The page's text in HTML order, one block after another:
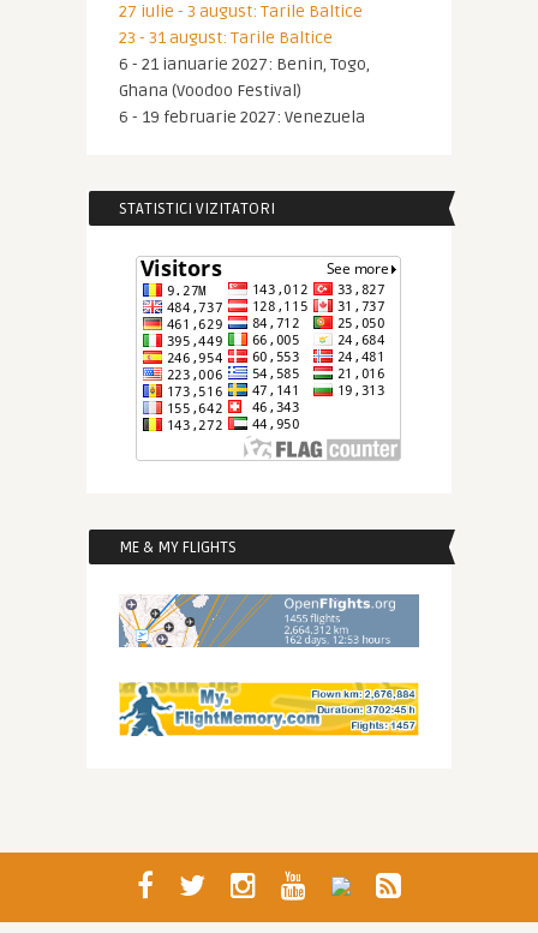
27 iulie - 3 august: Tarile Baltice
23 - 31 august: Tarile Baltice
6 - 21 ianuarie 2027: Benin, Togo,
Ghana (Voodoo Festival)
6 - 19 februarie 2027: Venezuela
STATISTICI VIZITATORI
ME & MY FLIGHTS